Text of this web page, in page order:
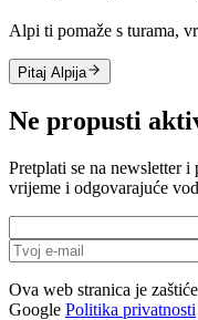
Alpi ti pomaže s turama,
Pitaj Alpija
Ne propusti
Pretplati se na newsletter
vrijeme i odgovarajuće
Ova web stranica je
Google Politika privatnosti